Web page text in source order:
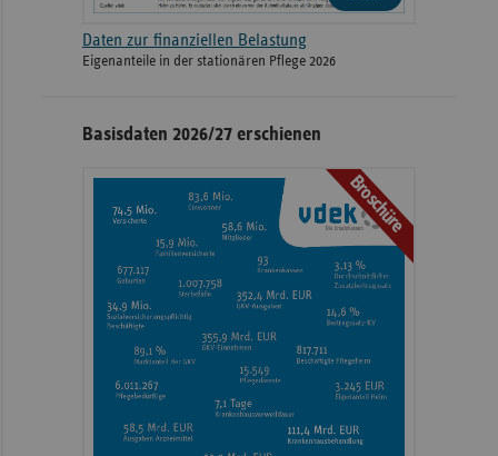
Daten zur finanziellen Belastung
Eigenanteile in der stationären Pflege 2026
Basisdaten 2026/27 erschienen
Broschüre